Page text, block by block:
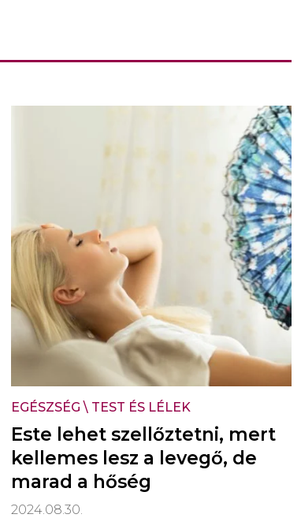
EGÉSZSÉG \ TEST ÉS LÉLEK
Este lehet szellőztetni, mert
kellemes lesz a levegő, de
marad a hőség
2024.08.30.